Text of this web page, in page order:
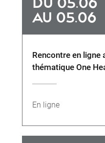
AU 05.06
Rencontre en ligne
thématique One
En ligne